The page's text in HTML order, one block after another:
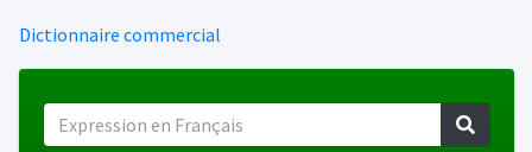
Dictionnaire commercial